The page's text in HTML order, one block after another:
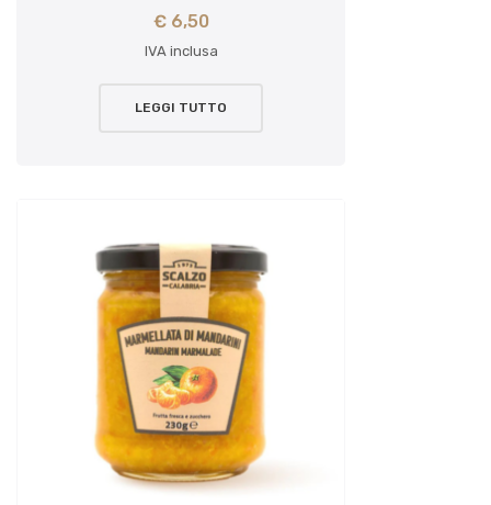
€6,50
IVA inclusa
LEGGI TUTTO